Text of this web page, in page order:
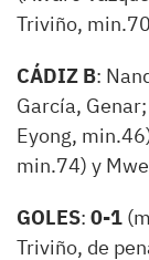
Triviño,
CÁDIZ B:
García,
Eyong,
min.74) y
GOLES: 0-1
Triviño, de